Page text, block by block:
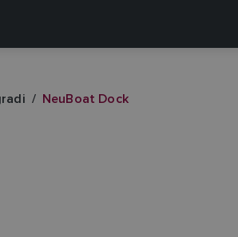
NeuBoat Dock